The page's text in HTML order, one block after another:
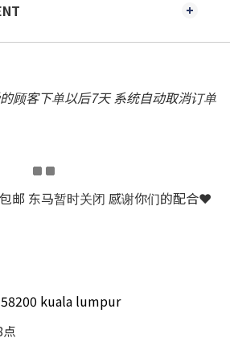
顾客下单以后7天 系统自动取消订单
邮 东马暂时关闭 感谢你们的配合❤
kuala lumpur